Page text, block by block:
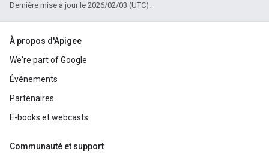
Dernière mise à jour le 2026/02/03 (UTC).
À propos d'Apigee
We're part of Google
Événements
Partenaires
E-books et webcasts
Communauté et support